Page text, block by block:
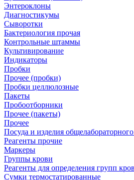
Энтероклоны
Диагностикумы
Сыворотки
Бактериология прочая
Контрольные штаммы
Культивирование
Индикаторы
Пробки
Прочее (пробки)
Пробки целлюлозные
Пакеты
Пробоотборники
Прочее (пакеты)
Прочее
Посуда и изделия
Реагенты прочие
Маркеры
Группы крови
Реагенты для определения групп
Сумки термостатированные